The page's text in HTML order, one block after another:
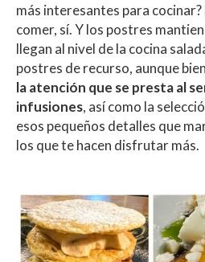
más interesantes para
comer, sí. Y los postres
llegan al nivel de la cocina
postres de recurso, aunque
la atención que se presta al
infusiones, así como la
esos pequeños detalles que
los que te hacen disfrutar más.